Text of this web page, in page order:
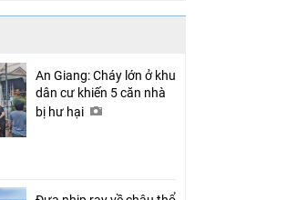
An Giang: Cháy lớn ở khu
dân cư khiến 5 căn nhà
bị hư hại